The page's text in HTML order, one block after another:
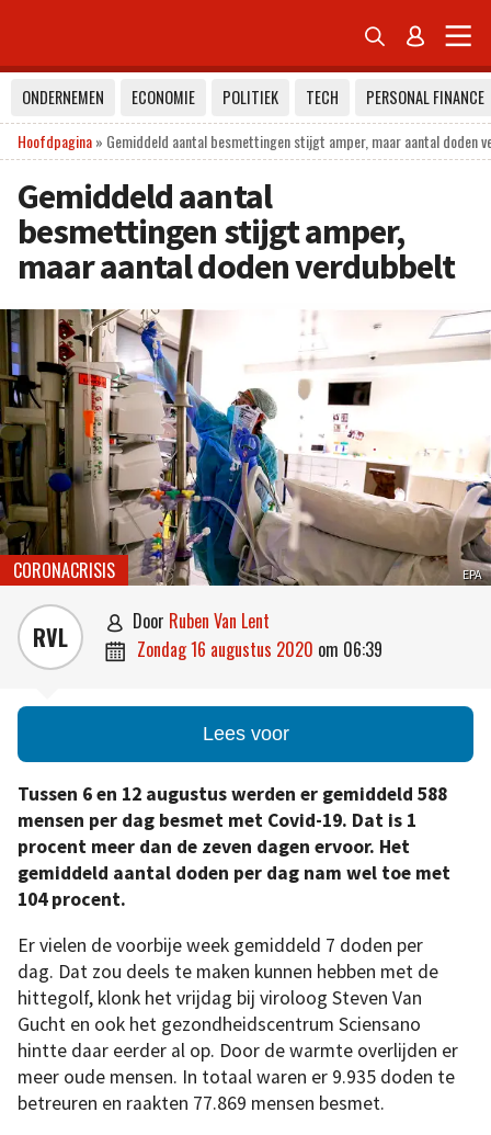
 
ONDERNEMEN ECONOMIE POLITIEK TECH
PERSONAL FINANCE
Hoofdpagina» Gemiddeld aantal besmettingen stijgt amper, maar aantal doden
Gemiddeld aantal
besmettingen stijgt amper,
maar aantal doden verdubbelt
EPA
CORONACRISIS
RVL  door Ruben Van Lent
 zondag 16 augustus 2020 om 06:39
Lees voor
Tussen 6 en 12 augustus werden er gemiddeld 588
mensen per dag besmet met Covid-19. Dat is 1
procent meer dan de zeven dagen ervoor. Het
gemiddeld aantal doden per dag nam wel toe met
104 procent.
Er vielen de voorbije week gemiddeld 7 doden per
dag. Dat zou deels te maken kunnen hebben met de
hittegolf, klonk het vrijdag bij viroloog Steven Van
Gucht en ook het gezondheidscentrum Sciensano
hintte daar eerder al op. Door de warmte overlijden er
meer oude mensen. In totaal waren er 9.935 doden te
betreuren en raakten 77.869 mensen besmet.